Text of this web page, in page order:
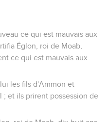
ce qui est mauvais aux
Églon, roi de Moab,
ce qui est mauvais aux
les fils d'Ammon et
; et ils prirent possession de